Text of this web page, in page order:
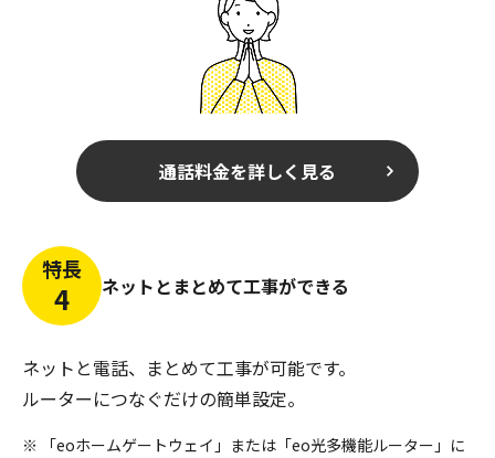
通話料金を詳しく見る
特長
4 ネットとまとめて工事ができる
ネットと電話、まとめて工事が可能です。
ルーターにつなぐだけの簡単設定。
※ 「eoホームゲートウェイ」または「eo光多機能ルーター」に